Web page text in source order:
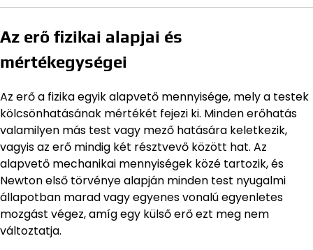
Az erő fizikai alapjai és
mértékegységei
Az erő a fizika egyik alapvető mennyisége, mely a testek
kölcsönhatásának mértékét fejezi ki. Minden erőhatás
valamilyen más test vagy mező hatására keletkezik,
vagyis az erő mindig két résztvevő között hat. Az
alapvető mechanikai mennyiségek közé tartozik, és
Newton első törvénye alapján minden test nyugalmi
állapotban marad vagy egyenes vonalú egyenletes
mozgást végez, amíg egy külső erő ezt meg nem
változtatja.